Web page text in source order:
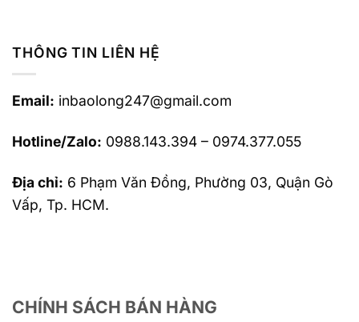
THÔNG TIN LIÊN HỆ
Email: inbaolong247@gmail.com
Hotline/Zalo: 0988.143.394 – 0974.377.055
Địa chỉ: 6 Phạm Văn Đồng, Phường 03, Quận Gò
Vấp, Tp. HCM.
CHÍNH SÁCH BÁN HÀNG